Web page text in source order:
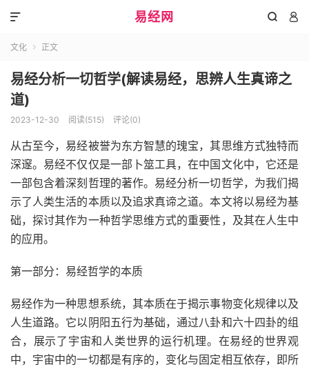
易经网  

文化  正文
易经分析一切哲学(解读易经，思辨人生真谛之
道)
2023-12-30 阅读(515) 评论(0)
从古至今，易经被誉为东方智慧的瑰宝，其思维方式独特而
深邃。易经不仅仅是一部卜筮工具，在中国文化中，它还是
一部包含着深刻哲理的著作。易经分析一切哲学，为我们揭
示了人类生活的本质以及追求真谛之道。本文将以易经为基
础，探讨其作为一种哲学思维方式的重要性，及其在人生中
的应用。
第一部分：易经哲学的本质
易经作为一种思想系统，其本质在于揭示事物变化规律以及
人生道路。它以阴阳五行为基础，通过八卦和六十四卦的组
合，展示了宇宙和人类世界的运行机理。在易经的世界观
中，宇宙中的一切都是有序的，变化与固定相互依存，即所